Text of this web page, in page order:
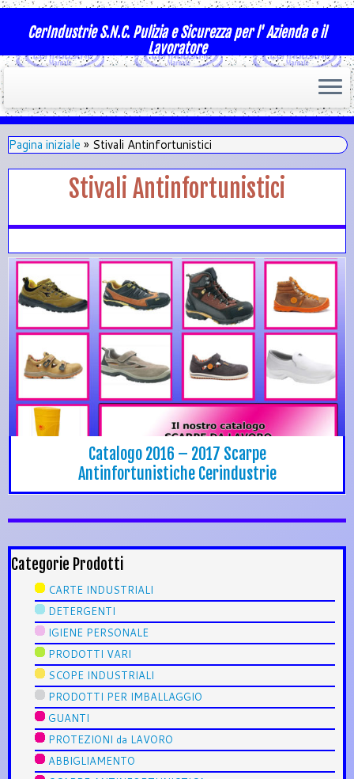
CerIndustrie S.N.C. Pulizia e Sicurezza per l' Azienda e il
Lavoratore
Pagina iniziale » Stivali Antinfortunistici
Stivali Antinfortunistici
Catalogo 2016 – 2017 Scarpe
Antinfortunistiche Cerindustrie
Categorie Prodotti
CARTE INDUSTRIALI
DETERGENTI
IGIENE PERSONALE
PRODOTTI VARI
SCOPE INDUSTRIALI
PRODOTTI PER IMBALLAGGIO
GUANTI
PROTEZIONI da LAVORO
ABBIGLIAMENTO